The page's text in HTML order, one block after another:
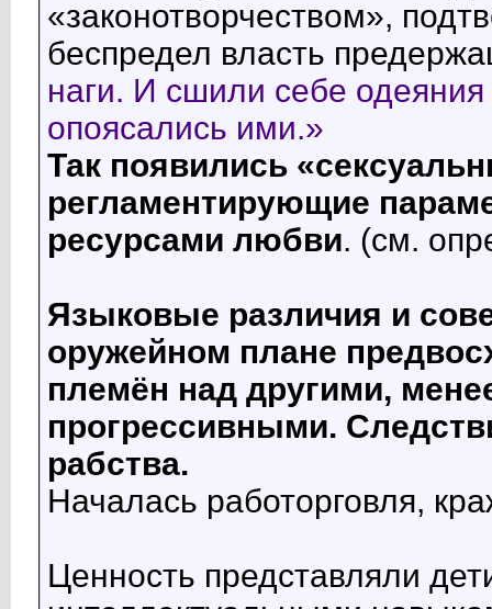
«законотворчеством»,
беспредел власть
наги. И сшили себе
опоясались ими.»
Так появились
регламентирующие
ресурсами любви. (см.
Языковые различия и
оружейном плане
племён над другими,
прогрессивными.
рабства.
Началась работорговля,
Ценность представляли